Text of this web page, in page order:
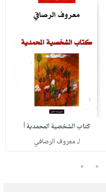
كتاب الشخصية المحمدية أ
لـ معروف الرصافي
4
5